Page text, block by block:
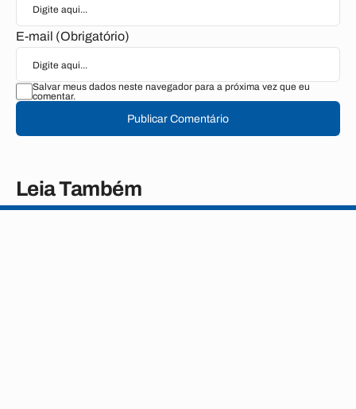
E-mail (Obrigatório)
Salvar meus dados neste navegador para a próxima vez que eu
comentar.
Publicar Comentário
Leia Também